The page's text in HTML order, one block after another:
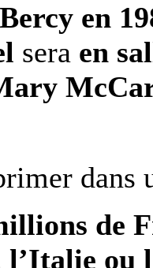
en
sera en
dans
de
l’Italie ou